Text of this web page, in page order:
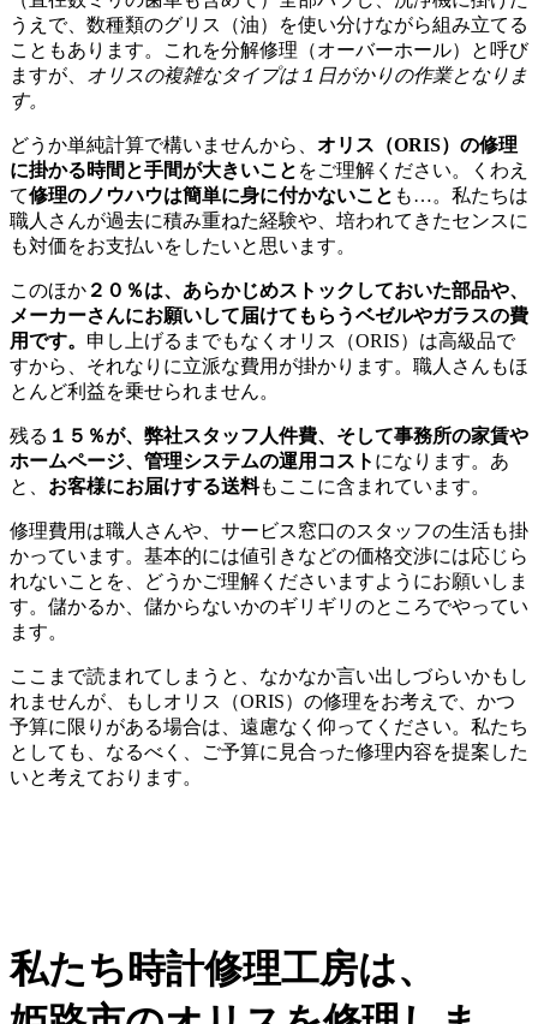
うえで、数種類のグリス（油）を使い分けながら組み立てる
こともあります。これを分解修理（オーバーホール）と呼び
ますが、 オリスの複雑なタイプは１日がかりの作業となりま
す。
どうか単純計算で構いませんから、 オリス（ORIS）の修理
に掛かる時間と手間が大きいこと をご理解ください。くわえ
て修理のノウハウは簡単に身に付かないこと も…。私たちは
職人さんが過去に積み重ねた経験や、培われてきたセンスに
も対価をお支払いをしたいと思います。
このほか ２０％は、あらかじめストックしておいた部品や、
メーカーさんにお願いして届けてもらうベゼルやガラスの費
用です。 申し上げるまでもなくオリス（ORIS）は高級品で
すから、それなりに立派な費用が掛かります。職人さんもほ
とんど利益を乗せられません。
残る １５％が、弊社スタッフ人件費、そして事務所の家賃や
ホームページ、管理システムの運用コスト になります。あ
と、 お客様にお届けする送料もここに含まれています。
修理費用は職人さんや、サービス窓口のスタッフの生活も掛
かっています。基本的には値引きなどの価格交渉には応じら
れないことを、どうかご理解くださいますようにお願いしま
す。儲かるか、儲からないかのギリギリのところでやってい
ます。
ここまで読まれてしまうと、なかなか言い出しづらいかもし
れませんが、もしオリス（ORIS）の修理をお考えで、かつ
予算に限りがある場合は、遠慮なく仰ってください。私たち
としても、なるべく、ご予算に見合った修理内容を提案した
いと考えております。
私たち時計修理工房は、